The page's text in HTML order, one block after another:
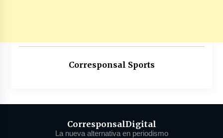
Corresponsal Sports
CorresponsalDigital
La nueva alternativa en periodismo